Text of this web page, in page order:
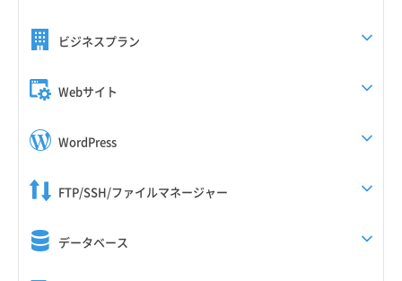
ビジネスプラン
Webサイト
WordPress
FTP/SSH/ファイルマネージャー
データベース